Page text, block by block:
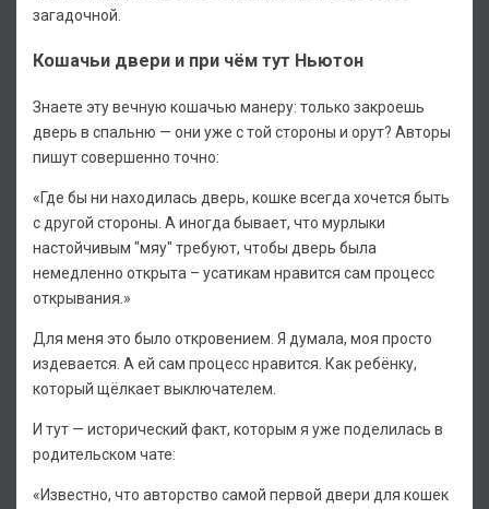
загадочной.
Кошачьи двери и при чём тут Ньютон
Знаете эту вечную кошачью манеру: только закроешь
дверь в спальню — они уже с той стороны и орут? Авторы
пишут совершенно точно:
«Где бы ни находилась дверь, кошке всегда хочется быть
с другой стороны. А иногда бывает, что мурлыки
настойчивым "мяу" требуют, чтобы дверь была
немедленно открыта – усатикам нравится сам процесс
открывания.»
Для меня это было откровением. Я думала, моя просто
издевается. А ей сам процесс нравится. Как ребёнку,
который щёлкает выключателем.
И тут — исторический факт, которым я уже поделилась в
родительском чате:
«Известно, что авторство самой первой двери для кошек